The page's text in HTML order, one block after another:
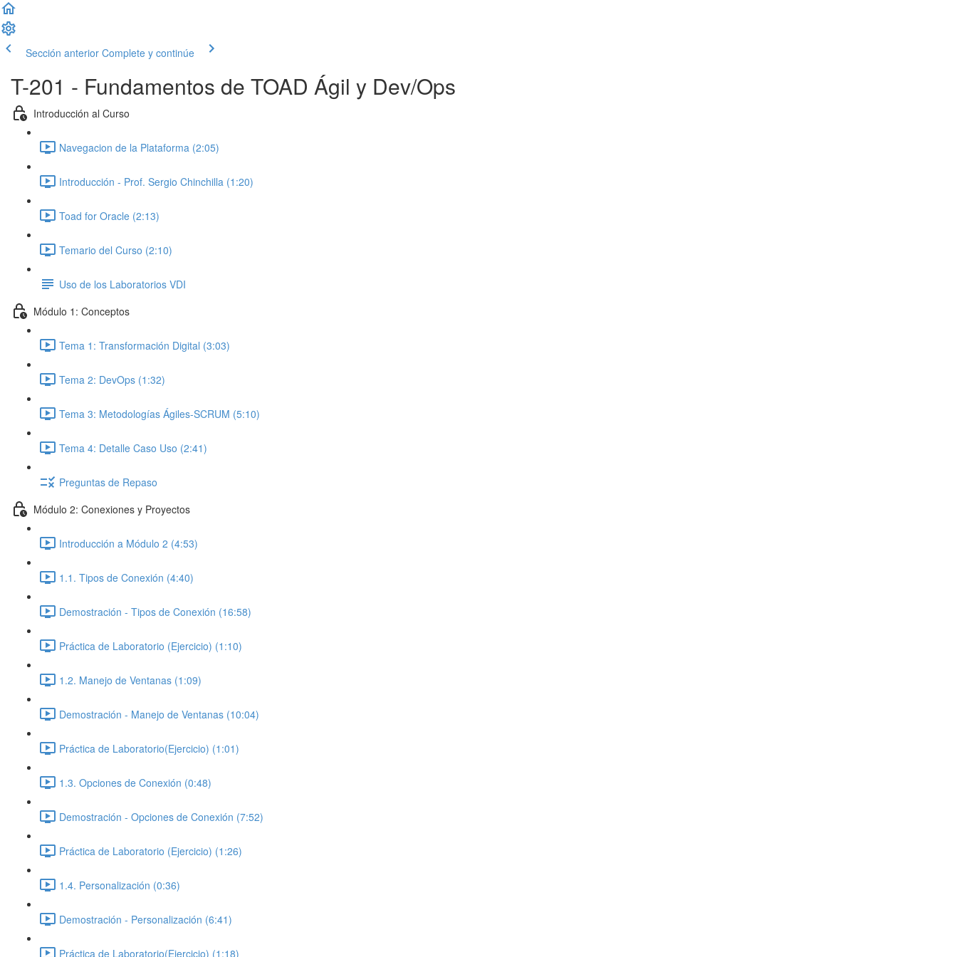
Sección anterior Complete y continúe
T-201 - Fundamentos de TOAD Ágil y Dev/Ops
Introducción al Curso
Navegacion de la Plataforma (2:05)
Introducción - Prof. Sergio Chinchilla (1:20)
Toad for Oracle (2:13)
Temario del Curso (2:10)
Uso de los Laboratorios VDI
Módulo 1: Conceptos
Tema 1: Transformación Digital (3:03)
Tema 2: DevOps (1:32)
Tema 3: Metodologías Ágiles-SCRUM (5:10)
Tema 4: Detalle Caso Uso (2:41)
Preguntas de Repaso
Módulo 2: Conexiones y Proyectos
Introducción a Módulo 2 (4:53)
1.1. Tipos de Conexión (4:40)
Demostración - Tipos de Conexión (16:58)
Práctica de Laboratorio (Ejercicio) (1:10)
1.2. Manejo de Ventanas (1:09)
Demostración - Manejo de Ventanas (10:04)
Práctica de Laboratorio(Ejercicio) (1:01)
1.3. Opciones de Conexión (0:48)
Demostración - Opciones de Conexión (7:52)
Práctica de Laboratorio (Ejercicio) (1:26)
1.4. Personalización (0:36)
Demostración - Personalización (6:41)
Práctica de Laboratorio(Ejercicio) (1:18)